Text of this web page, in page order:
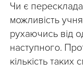
Чи є
можливість
рухаючись від
наступного.
кількість